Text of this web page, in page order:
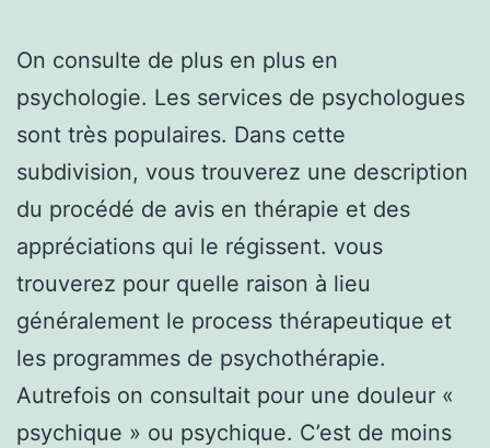
On consulte de plus en plus en
psychologie. Les services de psychologues
sont très populaires. Dans cette
subdivision, vous trouverez une description
du procédé de avis en thérapie et des
appréciations qui le régissent. vous
trouverez pour quelle raison à lieu
généralement le process thérapeutique et
les programmes de psychothérapie.
Autrefois on consultait pour une douleur «
psychique » ou psychique. C’est de moins